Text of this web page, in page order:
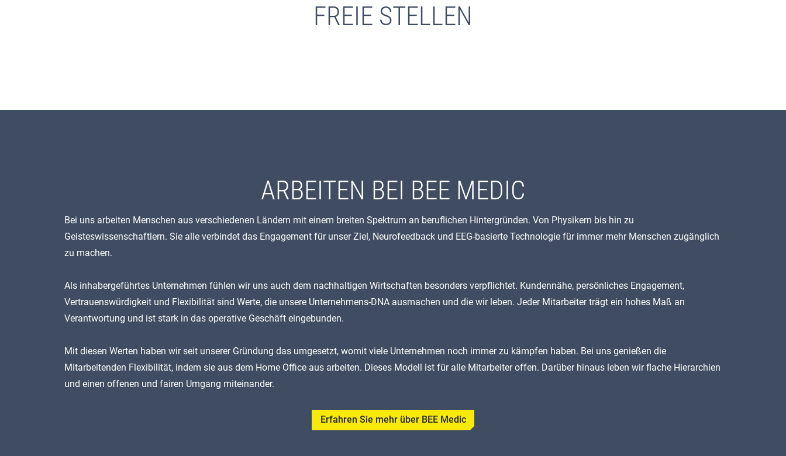
FREIE STELLEN
ARBEITEN BEI BEE MEDIC
Bei uns arbeiten Menschen aus verschiedenen Ländern mit einem breiten Spektrum an beruflichen Hintergründen. Von Physikern bis hin zu
Geisteswissenschaftlern. Sie alle verbindet das Engagement für unser Ziel, Neurofeedback und EEG-basierte Technologie für immer mehr Menschen zugänglich
zu machen.
Als inhabergeführtes Unternehmen fühlen wir uns auch dem nachhaltigen Wirtschaften besonders verpflichtet. Kundennähe, persönliches Engagement,
Vertrauenswürdigkeit und Flexibilität sind Werte, die unsere Unternehmens-DNA ausmachen und die wir leben. Jeder Mitarbeiter trägt ein hohes Maß an
Verantwortung und ist stark in das operative Geschäft eingebunden.
Mit diesen Werten haben wir seit unserer Gründung das umgesetzt, womit viele Unternehmen noch immer zu kämpfen haben. Bei uns genießen die
Mitarbeitenden Flexibilität, indem sie aus dem Home Office aus arbeiten. Dieses Modell ist für alle Mitarbeiter offen. Darüber hinaus leben wir flache Hierarchien
und einen offenen und fairen Umgang miteinander.
Erfahren Sie mehr über BEE Medic